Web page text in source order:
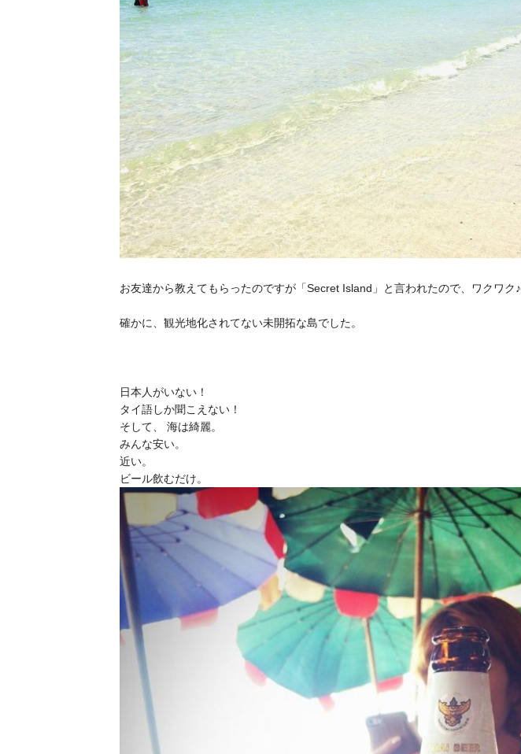
お友達から教えてもらったのですが「Secret Island」と言われたので、ワクワク♪
確かに、観光地化されてない未開拓な島でした。
日本人がいない！
タイ語しか聞こえない！
そして、 海は綺麗。
みんな安い。
近い。
ビール飲むだけ。